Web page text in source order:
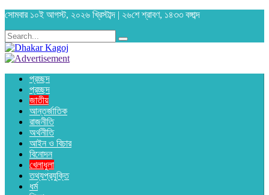
সোমবার ১০ই আগস্ট, ২০২৬ খ্রিস্টাব্দ | ২৬শে শ্রাবণ, ১৪৩৩ বঙ্গাব্দ
প্রচ্ছদ
প্রচ্ছদ
জাতীয়
আন্তর্জাতিক
রাজনীতি
অর্থনীতি
আইন ও বিচার
বিনোদন
খেলাধুলা
তথ্যপ্রযুক্তি
ধর্ম